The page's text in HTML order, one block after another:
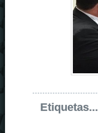
Etiquetas...